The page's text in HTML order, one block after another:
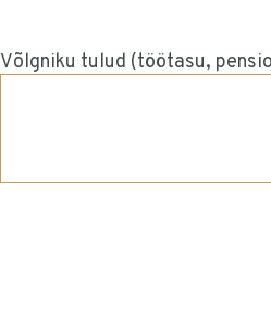
Võlgniku tulud (töötasu,